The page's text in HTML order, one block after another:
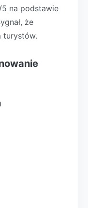
5 na podstawie
że
turystów.